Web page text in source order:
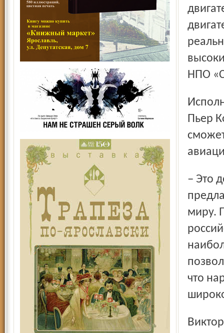
НПО
Исполнительный вице-президент Snecma Moteurs Жан-
Пьер
– Это действительно новый двигатель, который
миру.
что